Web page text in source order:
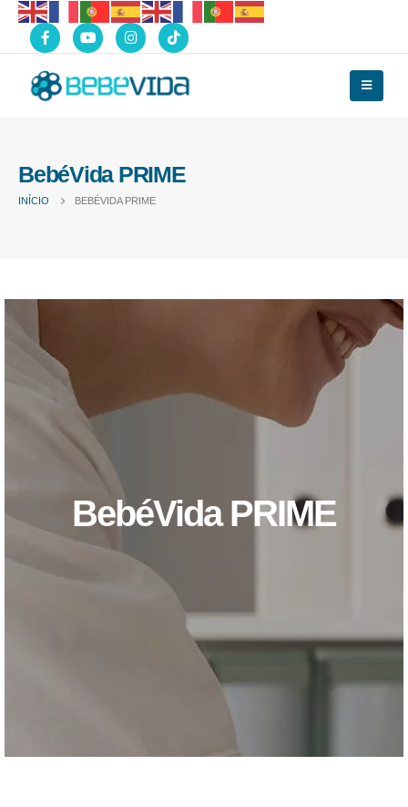
BebéVida PRIME
INÍCIO BEBÉVIDA PRIME
BebéVida PRIME